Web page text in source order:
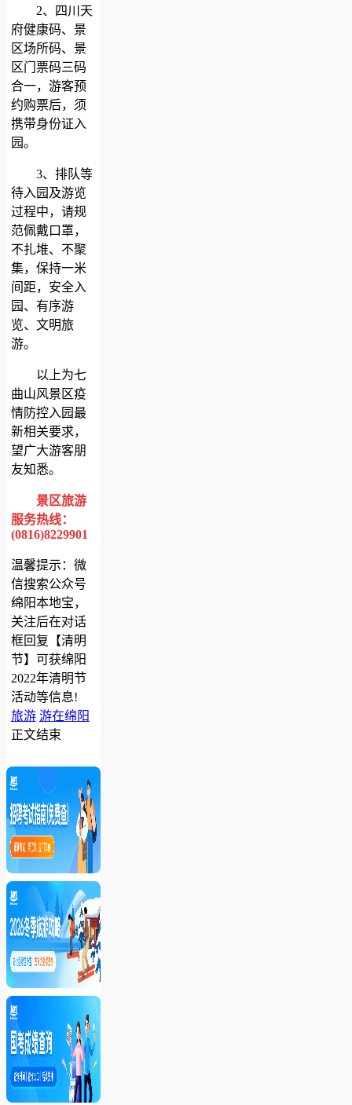
2、四川天
府健康码、景
区场所码、景
区门票码三码
合一，游客预
约购票后，须
携带身份证入
园。
3、排队等
待入园及游览
过程中，请规
范佩戴口罩，
不扎堆、不聚
集，保持一米
间距，安全入
园、有序游
览、文明旅
游。
以上为七
曲山风景区疫
情防控入园最
新相关要求，
望广大游客朋
友知悉。
景区旅游
服务热线：
(0816)8229901
温馨提示：微
信搜索公众号
绵阳本地宝，
关注后在对话
框回复【清明
节】可获绵阳
2022年清明节
活动等信息!
旅游 游在绵阳
正文结束